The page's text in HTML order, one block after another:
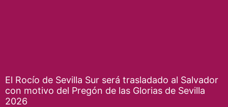
El Rocío de Sevilla Sur será trasladado al Salvador
con motivo del Pregón de las Glorias de Sevilla
2026